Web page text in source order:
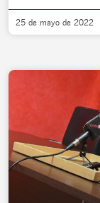
25 de mayo de 2022